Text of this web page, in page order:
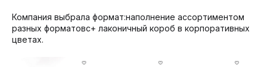
Компания выбрала формат:наполнение ассортиментом
разных форматовс+ лаконичный короб в корпоративных
цветах.